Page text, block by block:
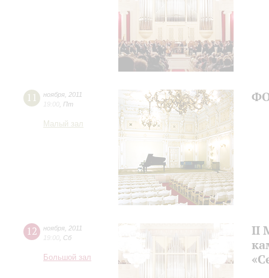
11 ноября 2011
19:00 Пт
Малый зал
12 ноября 2011
19:00 Сб
Большой зал
II